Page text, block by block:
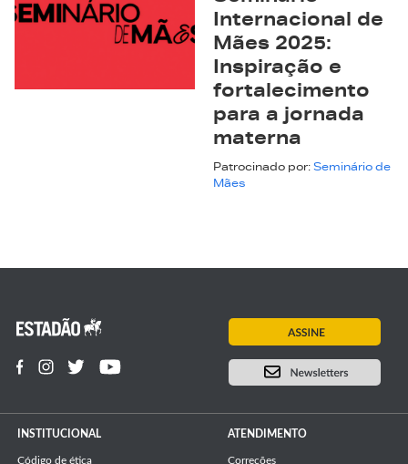
Internacional de
Mães 2025:
Inspiração e
fortalecimento
para a jornada
materna
Patrocinado por: Seminário de
Mães
INSTITUCIONAL
Código de ética
ATENDIMENTO
Correções